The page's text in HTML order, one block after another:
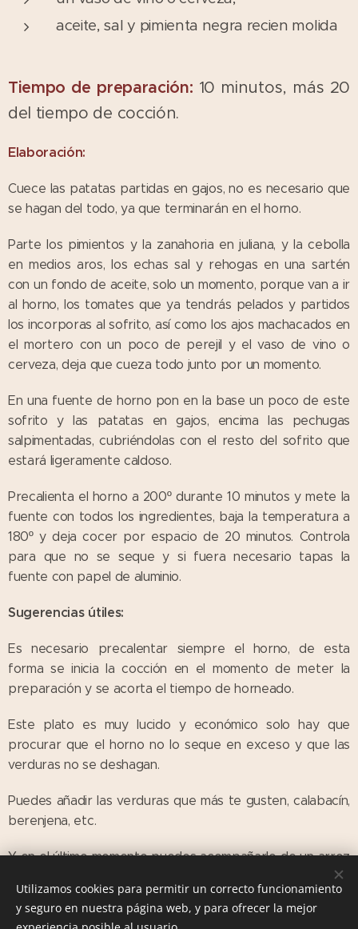
aceite, sal y pimienta negra recien molida
Tiempo de preparación: 10 minutos, más 20
del tiempo de cocción.
Elaboración:
Cuece las patatas partidas en gajos, no es necesario que
se hagan del todo, ya que terminarán en el horno.
Parte los pimientos y la zanahoria en juliana, y la cebolla
en medios aros, los echas sal y rehogas en una sartén
con un fondo de aceite, solo un momento, porque van a ir
al horno, los tomates que ya tendrás pelados y partidos
los incorporas al sofrito, así como los ajos machacados en
el mortero con un poco de perejil y el vaso de vino o
cerveza, deja que cueza todo junto por un momento.
En una fuente de horno pon en la base un poco de este
sofrito y las patatas en gajos, encima las pechugas
salpimentadas, cubriéndolas con el resto del sofrito que
estará ligeramente caldoso.
Precalienta el horno a 200º durante 10 minutos y mete la
fuente con todos los ingredientes, baja la temperatura a
180º y deja cocer por espacio de 20 minutos. Controla
para que no se seque y si fuera necesario tapas la
fuente con papel de aluminio.
Sugerencias útiles:
Es necesario precalentar siempre el horno, de esta
forma se inicia la cocción en el momento de meter la
preparación y se acorta el tiempo de horneado.
Este plato es muy lucido y económico solo hay que
procurar que el horno no lo seque en exceso y que las
verduras no se deshagan.
Puedes añadir las verduras que más te gusten, calabacín,
berenjena, etc.
Y en el último momento puedes acompañarlo de un arroz
blanco, algo de pasta, o cualquier cosa que se te ocurra.
Utilizamos cookies para permitir un correcto funcionamiento
y seguro en nuestra página web, y para ofrecer la mejor